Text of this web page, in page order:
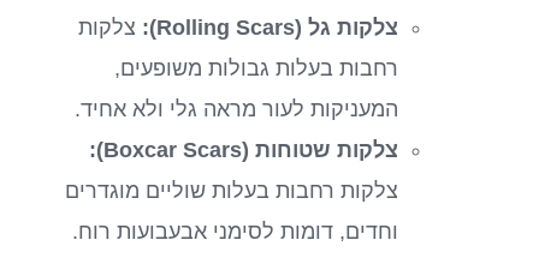
צלקות גל (Rolling Scars):
צלקות
רחבות בעלות גבולות משופעים,
המעניקות לעור מראה גלי ולא אחיד.
צלקות שטוחות (Boxcar Scars):
צלקות רחבות בעלות שוליים מוגדרים
וחדים, דומות לסימני אבעבועות רוח.